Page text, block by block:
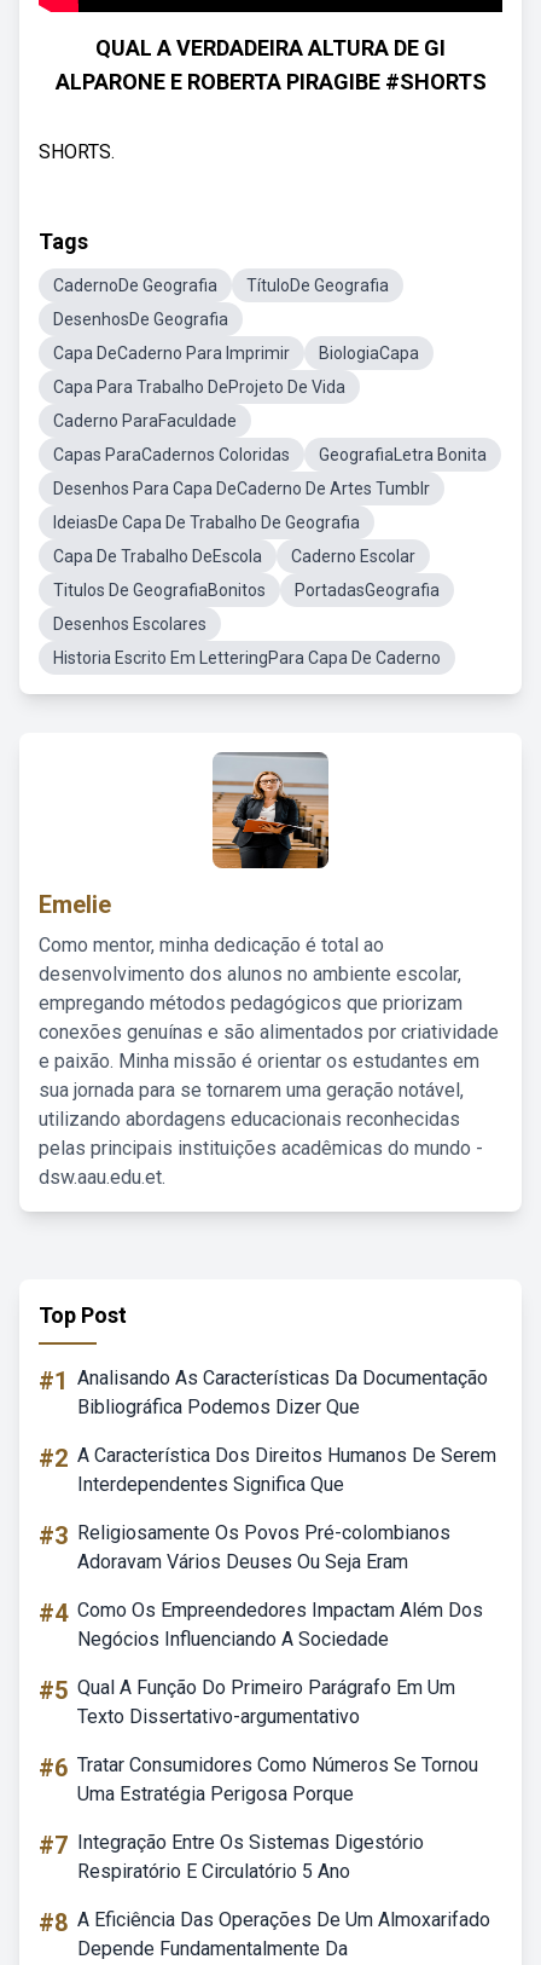
QUAL A VERDADEIRA ALTURA DE GI
ALPARONE E ROBERTA PIRAGIBE #SHORTS
SHORTS.
Tags
CadernoDe Geografia
TítuloDe Geografia
DesenhosDe Geografia
Capa DeCaderno Para Imprimir
BiologiaCapa
Capa Para Trabalho DeProjeto De Vida
Caderno ParaFaculdade
Capas ParaCadernos Coloridas
GeografiaLetra Bonita
Desenhos Para Capa DeCaderno De Artes Tumblr
IdeiasDe Capa De Trabalho De Geografia
Capa De Trabalho DeEscola
Caderno Escolar
Titulos De GeografiaBonitos
PortadasGeografia
Desenhos Escolares
Historia Escrito Em LetteringPara Capa De Caderno
Emelie
Como mentor, minha dedicação é total ao
desenvolvimento dos alunos no ambiente escolar,
empregando métodos pedagógicos que priorizam
conexões genuínas e são alimentados por criatividade
e paixão. Minha missão é orientar os estudantes em
sua jornada para se tornarem uma geração notável,
utilizando abordagens educacionais reconhecidas
pelas principais instituições acadêmicas do mundo -
dsw.aau.edu.et.
Top Post
#1 Analisando As Características Da Documentação
Bibliográfica Podemos Dizer Que
#2 A Característica Dos Direitos Humanos De Serem
Interdependentes Significa Que
#3 Religiosamente Os Povos Pré-colombianos
Adoravam Vários Deuses Ou Seja Eram
#4 Como Os Empreendedores Impactam Além Dos
Negócios Influenciando A Sociedade
#5 Qual A Função Do Primeiro Parágrafo Em Um
Texto Dissertativo-argumentativo
#6 Tratar Consumidores Como Números Se Tornou
Uma Estratégia Perigosa Porque
#7 Integração Entre Os Sistemas Digestório
Respiratório E Circulatório 5 Ano
#8 A Eficiência Das Operações De Um Almoxarifado
Depende Fundamentalmente Da